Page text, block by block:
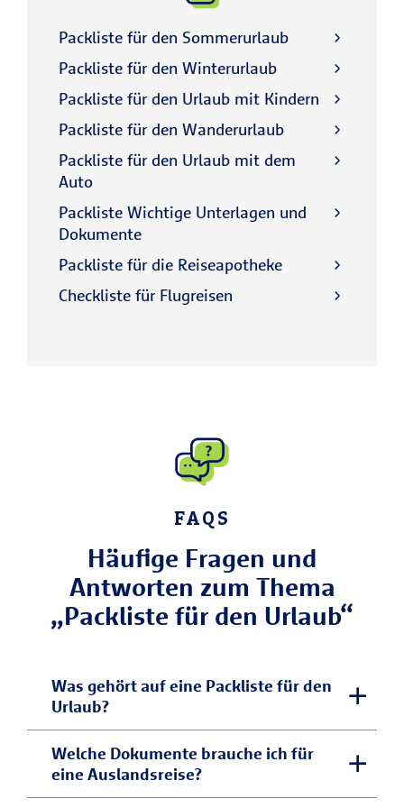
Packliste für den Sommerurlaub
Packliste für den Winterurlaub
Packliste für den Urlaub mit Kindern
Packliste für den Wanderurlaub
Packliste für den Urlaub mit dem
Auto
Packliste Wichtige Unterlagen und
Dokumente
Packliste für die Reiseapotheke
Checkliste für Flugreisen
FAQS
Häufige Fragen und
Antworten zum Thema
„Packliste für den Urlaub“
Was gehört auf eine Packliste für den
Urlaub?
Eine vollständige Urlaubspackliste
umfasst Reisedokumente, Kleidung,
Hygieneartikel, Medikamente und
Welche Dokumente brauche ich für
eine Auslandsreise?